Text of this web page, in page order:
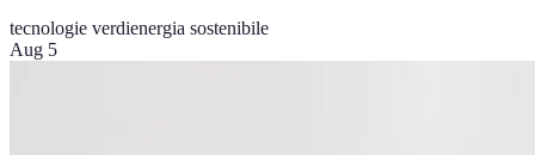
tecnologie verdienergia sostenibile
Aug 5